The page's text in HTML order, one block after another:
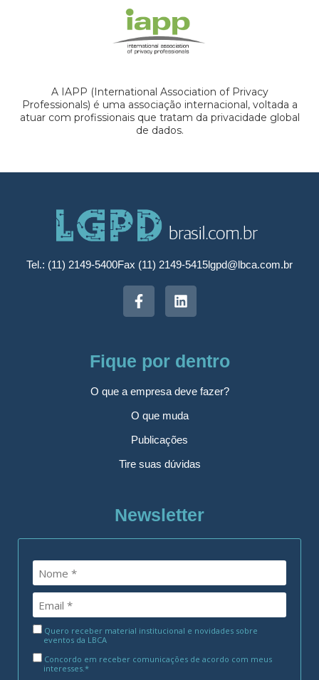
A IAPP (International Association of Privacy
Professionals) é uma associação internacional, voltada a
atuar com profissionais que tratam da privacidade global
de dados.
Tel.: (11) 2149-5400Fax (11) 2149-5415lgpd@lbca.com.br
Fique por dentro
O que a empresa deve fazer?
O que muda
Publicações
Tire suas dúvidas
Newsletter
Quero receber material institucional e novidades sobre
eventos da LBCA
Concordo em receber comunicações de acordo com meus
interesses.*